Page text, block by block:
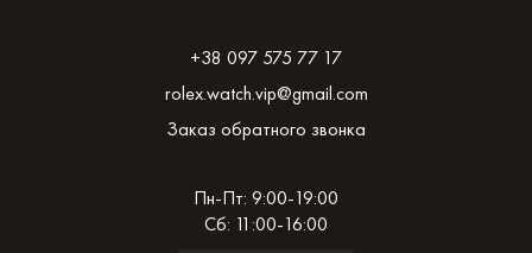
+38 097 575 77 17
rolex.watch.vip@gmail.com
Заказ обратного звонка
Пн-Пт: 9:00-19:00
Сб: 11:00-16:00